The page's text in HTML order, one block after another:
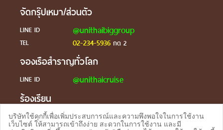
จัดกรุ๊ปเหมา/ส่วนตัว
LINE ID @unithaibiggroup
TEL 02-234-5936กด 2
จองเรือสำราญทั่วโลก
LINE ID @unithaicruise
ร้องเรียน
LINE ID @unithaicare
บริษัทใช้คุกกี้เพื่อเพิ่มประสบการณ์และความพึงพอใจในการใช้งาน
เว็บไซต์ ให้สามารถเข้าถึงง่าย สะดวกในการใช้งาน และมี